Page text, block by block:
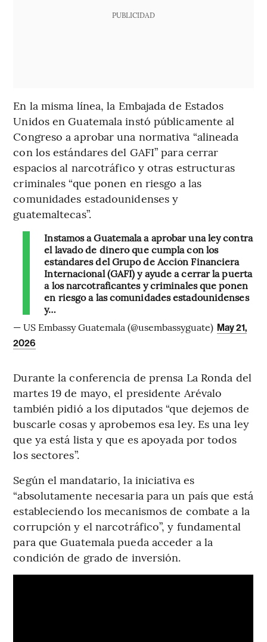
PUBLICIDAD
En la misma línea, la Embajada de Estados
Unidos en Guatemala instó públicamente al
Congreso a aprobar una normativa “alineada
con los estándares del GAFI” para cerrar
espacios al narcotráfico y otras estructuras
criminales “que ponen en riesgo a las
comunidades estadounidenses y
guatemaltecas”.
Instamos a Guatemala a aprobar una ley contra
el lavado de dinero que cumpla con los
estándares del Grupo de Acción Financiera
Internacional (GAFI) y ayude a cerrar la puerta
a los narcotraficantes y criminales que ponen
en riesgo a las comunidades estadounidenses
y…
— US Embassy Guatemala (@usembassyguate) May 21,
2026
Durante la conferencia de prensa La Ronda del
martes 19 de mayo, el presidente Arévalo
también pidió a los diputados “que dejemos de
buscarle cosas y aprobemos esa ley. Es una ley
que ya está lista y que es apoyada por todos
los sectores”.
Según el mandatario, la iniciativa es
“absolutamente necesaria para un país que está
estableciendo los mecanismos de combate a la
corrupción y el narcotráfico”, y fundamental
para que Guatemala pueda acceder a la
condición de grado de inversión.